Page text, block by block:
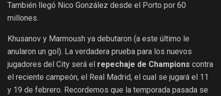
También llegó Nico González desde el Porto por 60
millones.
Khusanov y Marmoush ya debutaron (a este último le
anularon un gol). La verdadera prueba para los nuevos
jugadores del City será el repechaje de Champions contra
el reciente campeón, el Real Madrid, el cual se jugará el 11
y 19 de febrero. Recordemos que la temporada pasada se